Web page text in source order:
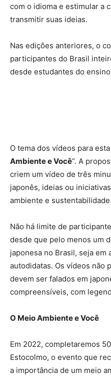
com o idioma e estimular a
transmitir suas ideias.
Nas edições anteriores, o
participantes do Brasil
desde estudantes do
O tema dos vídeos para
Ambiente e Você”. A
criem um vídeo de três
japonês, ideias ou
ambiente e sustentabilidade.
Não há limite de
desde que pelo menos um
japonesa no Brasil, seja
autodidatas. Os vídeos não
devem ser falados em
compreensíveis, com
O Meio Ambiente e Você
Em 2022, completaremos
Estocolmo, o evento que
a importância de um meio